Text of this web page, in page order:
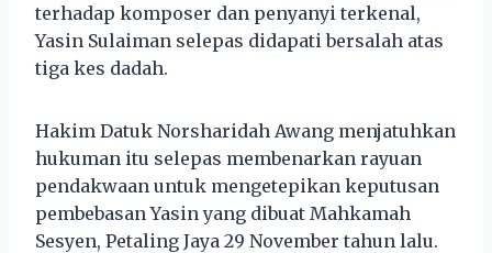
terhadap komposer dan penyanyi terkenal,
Yasin Sulaiman selepas didapati bersalah atas
tiga kes dadah.
Hakim Datuk Norsharidah Awang menjatuhkan
hukuman itu selepas membenarkan rayuan
pendakwaan untuk mengetepikan keputusan
pembebasan Yasin yang dibuat Mahkamah
Sesyen, Petaling Jaya 29 November tahun lalu.